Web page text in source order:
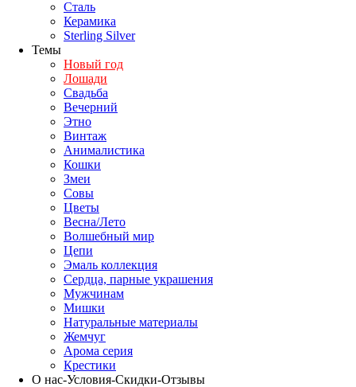
Сталь
Керамика
Sterling Silver
Темы
Новый год
Лошади
Свадьба
Вечерний
Этно
Винтаж
Анималистика
Кошки
Змеи
Совы
Цветы
Весна/Лето
Волшебный мир
Цепи
Эмаль коллекция
Сердца, парные украшения
Мужчинам
Мишки
Натуральные материалы
Жемчуг
Арома серия
Крестики
О нас-Условия-Скидки-Отзывы